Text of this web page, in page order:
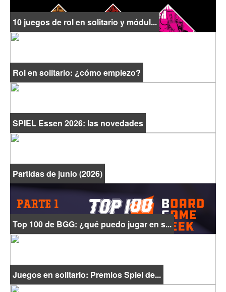
10 juegos de rol en solitario y módul...
Rol en solitario: ¿cómo empiezo?
SPIEL Essen 2026: las novedades
Partidas de junio (2026)
Top 100 de BGG: ¿qué puedo jugar en s...
Juegos en solitario: Premios Spiel de...